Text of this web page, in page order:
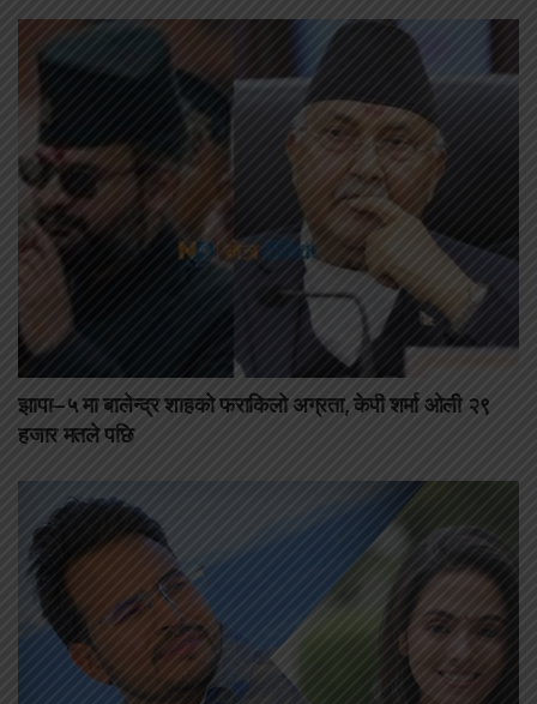
झापा–५ मा बालेन्द्र शाहको फराकिलो अग्रता, केपी शर्मा ओली २९
हजार मतले पछि